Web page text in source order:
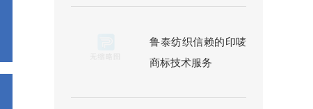
鲁泰纺织信赖的印唛
商标技术服务